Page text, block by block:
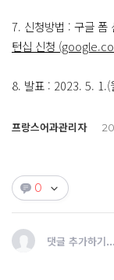
7. 신청방법 : 구글 폼
턴십 신청
8. 발표 : 2023. 5. 1.(
프랑스어과관리자
0
댓글 추가하기...